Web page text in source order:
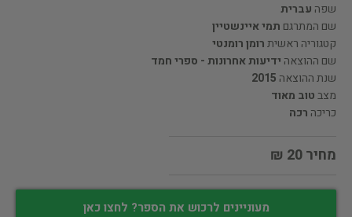
שפה עברית
שם המתרגם תמי איינשטיין
קטגוריה ראשיתרומן רומנטי
שם ההוצאה ידיעות אחרונות - ספרי חמד
שנת ההוצאה 2015
מצבטוב מאוד
כריכה רכה
מחיר 20 ₪
מעוניינים לרכוש את הספר? לחצו כאן